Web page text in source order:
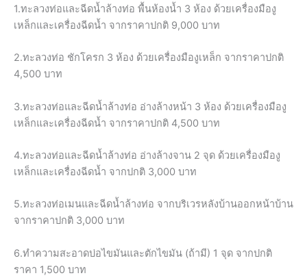
1.ทะลวงท่อและฉีดน้ำล้างท่อ พื้นห้องน้ำ 3 ห้อง ด้วยเครื่องมืองู
เหล็กและเครื่องฉีดน้ำ จากราคาปกติ 9,000 บาท
2.ทะลวงท่อ ชักโครก 3 ห้อง ด้วยเครื่องมืองูเหล็ก จากราคาปกติ
4,500 บาท
3.ทะลวงท่อและฉีดน้ำล้างท่อ อ่างล้างหน้า 3 ห้อง ด้วยเครื่องมืองู
เหล็กและเครื่องฉีดน้ำ จากราคาปกติ 4,500 บาท
4.ทะลวงท่อและฉีดน้ำล้างท่อ อ่างล้างจาน 2 จุด ด้วยเครื่องมืองู
เหล็กและเครื่องฉีดน้ำ จากปกติ 3,000 บาท
5.ทะลวงท่อเมนและฉีดน้ำล้างท่อ จากบริเวรหลังบ้านออกหน้าบ้าน
จากราคาปกติ 3,000 บาท
6.ทำความสะอาดบ่อไขมันและตักไขมัน (ถ้ามี) 1 จุด จากปกติ
ราคา 1,500 บาท